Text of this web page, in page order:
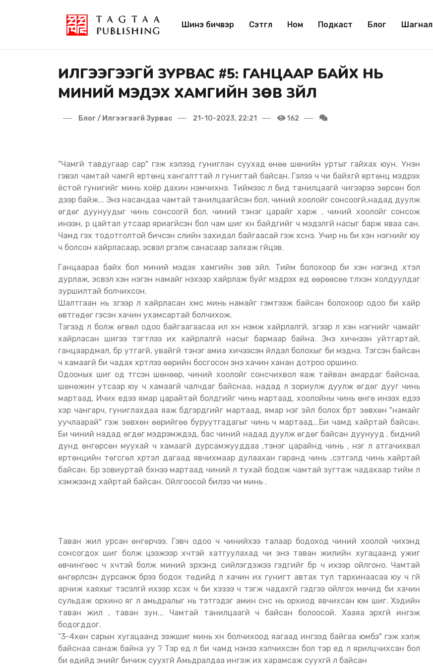
Шинэ бичвэр Сэтгүүл Ном Подкаст Блог Шагнал
ИЛГЭЭГЭЭГҮЙ ЗУРВАС #5: ГАНЦААР БАЙХ НЬ
МИНИЙ МЭДЭХ ХАМГИЙН ЗӨВ ЗҮЙЛ
Блог / Илгээгээгүй Зурвас 21-10-2023, 22:21 162
"Чамгүй тавдугаар сар" гэж хэлээд гуниглан суухад өнөө шөнийн уртыг гайхах юун. Үнэн
гэвэл чамтай чамгүй ертөнц хангалттай л гунигтай байсан. Гэлээ ч чи байхгүй ертөнц мэдрэх
ёстой гунигийг минь хоёр дахин нэмчихнэ. Тиймээс л бид танилцаагүй чигээрээ зөрсөн бол
дээр байж... Энэ насандаа чамтай танилцаагүйсэн бол, чиний хоолойг сонсоогүй,надад дуулж
өгдөг дуунуудыг чинь сонсоогүй бол, чиний тэнэг царайг харж , чиний хоолойг сонсож
инээн, үүр цайтал утсаар яриагүйсэн бол чам шиг хүн байдгийг ч мэдэлгүй насыг барж яваа сан.
Чамд гэх тодотголтой бичсэн сүүлийн захидал байгаасай гэж хүснэ. Учир нь би хэн нэгнийг юу
ч болсон хайрласаар, эсвэл үргэлж санасаар залхаж гүйцэв.
Ганцаараа байх бол миний мэдэх хамгийн зөв зүйл. Тийм болохоор би хэн нэгэнд үхтэл
дурлаж, эсвэл хэн нэгэн намайг үнэхээр хайрлаж буйг мэдрэх үед өөрөөсөө түлхэн холдуулдаг
зуршилтай болчихсон.
Шалтгаан нь зүгээр л хайрласан хүмүүс минь намайг гэмтээж байсан болохоор одоо би хайр
өвтгөдөг гэсэн хачин ухамсартай болчихож.
Тэгээд л болж өгвөл одоо байгаагаасаа илүү хүн нэмж хайрлалгүй, зүгээр л хэн нэгнийг чамайг
хайрласан шигээ тэгтлээ их хайрлалгүй насыг бармаар байна. Энэ хичнээн уйтгартай,
ганцаардмал, бүр утгагүй, увайгүй тэнэг амиа хичээсэн үйлдэл болохыг би мэднэ. Тэгсэн байсан
ч хамаагүй би чадах хүртлээ өөрийн босгосон энэ хачин ханан дотроо оршино.
Одооных шиг од түгсэн шөнөөр, чиний хоолойг сонсчихвол яаж тайван амардаг байснаа,
шөнөжин утсаар юу ч хамаагүй чалчдаг байснаа, надад л зориулж дуулж өгдөг дууг чинь
мартаад, Ичих үедээ ямар царайтай болдгийг чинь мартаад, хоолойны чинь өнгө инээх үедээ
хэр чангарч, гуниглахдаа яаж бүдгэрдгийг мартаад, ямар нэг зүйл болох бүрт зөвхөн "намайг
уучлаарай" гэж зөвхөн өөрийгөө буруутгадагыг чинь ч мартаад...Би чамд хайртай байсан.
Би чиний надад өгдөг мэдрэмжүүдэд, бас чиний надад дуулж өгдөг байсан дуунууд , бидний
дунд өнгөрсөн муухай ч хамаагүй дурсамжууддаа ,тэнэг царайнд чинь , нэг л атгачихвал
ертөнцийн төгсгөл хүртэл дагаад явчихмаар дулаахан гаранд чинь ,сэтгэлд чинь хайртай
байсан. Бүр зовиуртай бүхнээ мартаад чиний л тухай бодож чамтай зугтаж чадахаар тийм л
хэмжээнд хайртай байсан. Ойлгоосой билээ чи минь .
Таван жил урсан өнгөрчээ. Гэвч одоо ч чинийхээ талаар бодоход чиний хоолой чихэнд
сонсогдох шиг болж цээжээр хүчтэй хатгуулахад чи энэ таван жилийн хугацаанд ужиг
өвчингөөс ч хүчтэй болж миний зүрхэнд сийлэгдэжээ гэдгийг бүр ч ихээр ойлгоно. Чамтай
өнгөрүүлсэн дурсамж бүрээ бодох төдийд л хачин их гунигт автах тул тархинаасаа юу ч үгүй
арчиж хаяхыг тэсэлгүй ихээр хүсэх ч би хэзээ ч тэгж чадахгүй гэдгээ ойлгох мөчид би хачин
сульдаж орхино яг л амьдралыг нь тэтгэдэг амин сүнс нь орхиод явчихсан юм шиг. Хэдийн
таван жил , таван зун... Чамтай танилцаагүй ч байсан болоосой. Хааяа эрхгүй ингэж
бодогддог.
“3-4хөн сарын хугацаанд ээжшиг минь хүн болчихоод яагаад ингээд байгаа юмбэ" гэж хэлж
байснаа санаж байна уу ? Тэр үед л би чамд үнэнээ хэлчихсэн бол тэр үед л ярилцчихсан бол
би өдийд энийг бичиж суухгүй Амьдралдаа ингэж их харамсаж суухгүй л байсан